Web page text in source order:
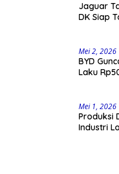
Jaguar
DK Siap
Mei 2, 2026
BYD
Laku
Mei 1, 2026
Produksi
Industri